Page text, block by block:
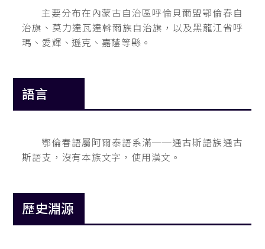
主要分布在內蒙古自治區呼倫貝爾盟鄂倫春自
治旗、莫力達瓦達斡爾族自治旗，以及黑龍江省呼
瑪、愛輝、遜克、嘉蔭等縣。
語言
鄂倫春語屬阿爾泰語系滿──通古斯語族通古
斯語支，沒有本族文字，使用漢文。
歷史淵源